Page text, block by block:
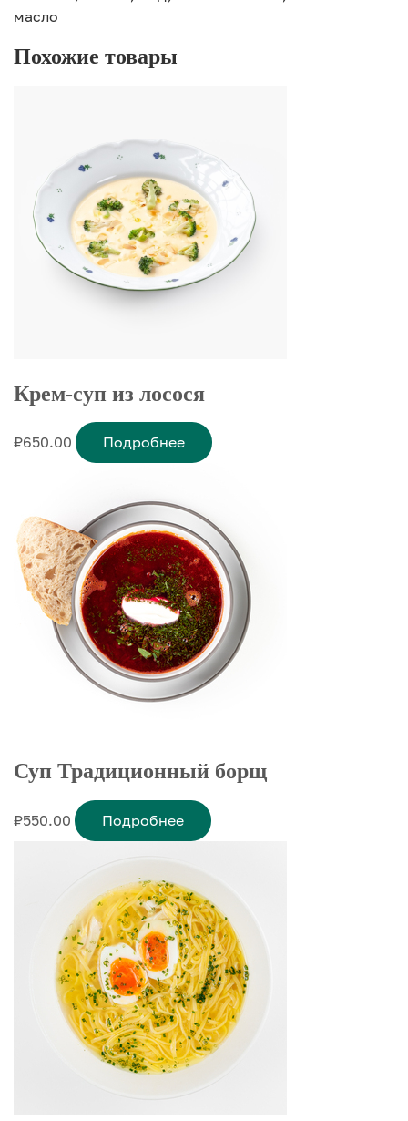
масло
Похожие товары
Крем-суп из лосося
₽650.00 Подробнее
Суп Традиционный борщ
₽550.00 Подробнее